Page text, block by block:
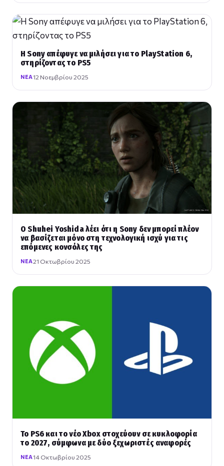
Η Sony απέφυγε να μιλήσει για το PlayStation 6,
στηρίζοντας το PS5
ΝΈΑ12 Νοεμβρίου 2025
Ο Shuhei Yoshida λέει ότι η Sony δεν μπορεί πλέον
να βασίζεται μόνο στη τεχνολογική ισχύ για τις
επόμενες κονσόλες της
ΝΈΑ21 Οκτωβρίου 2025
Το PS6 και το νέο Xbox στοχεύουν σε κυκλοφορία
το 2027, σύμφωνα με δύο ξεχωριστές αναφορές
ΝΈΑ14 Οκτωβρίου 2025